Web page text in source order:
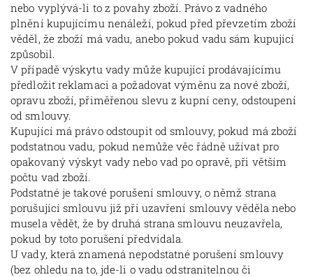
nebo vyplývá-li to z povahy zboží. Právo z vadného
plnění kupujícímu nenáleží, pokud před převzetím zboží
věděl, že zboží má vadu, anebo pokud vadu sám kupující
způsobil.
V případě výskytu vady může kupující prodávajícímu
předložit reklamaci a požadovat výměnu za nové zboží,
opravu zboží, přiměřenou slevu z kupní ceny, odstoupení
od smlouvy.
Kupující má právo odstoupit od smlouvy, pokud má zboží
podstatnou vadu, pokud nemůže věc řádně užívat pro
opakovaný výskyt vady nebo vad po opravě, při větším
počtu vad zboží.
Podstatné je takové porušení smlouvy, o němž strana
porušující smlouvu již při uzavření smlouvy věděla nebo
musela vědět, že by druhá strana smlouvu neuzavřela,
pokud by toto porušení předvídala.
U vady, která znamená nepodstatné porušení smlouvy
(bez ohledu na to, jde-li o vadu odstranitelnou či